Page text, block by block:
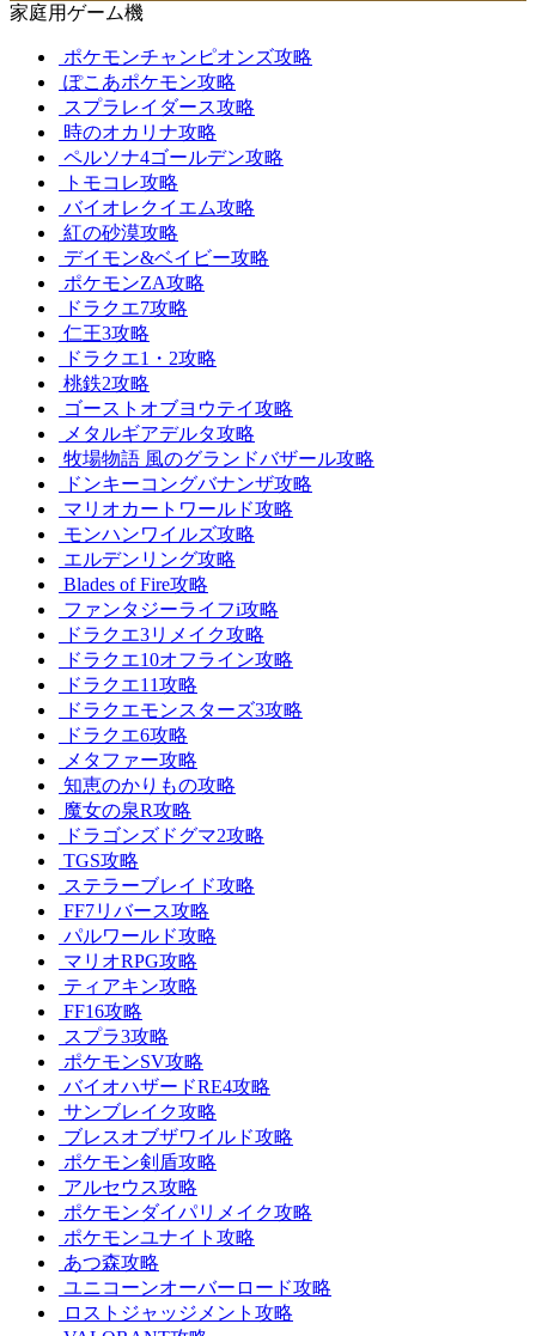
家庭用ゲーム機
ポケモンチャンピオンズ攻略
ぽこあポケモン攻略
スプラレイダース攻略
時のオカリナ攻略
ペルソナ4ゴールデン攻略
トモコレ攻略
バイオレクイエム攻略
紅の砂漠攻略
デイモン&ベイビー攻略
ポケモンZA攻略
ドラクエ7攻略
仁王3攻略
ドラクエ1・2攻略
桃鉄2攻略
ゴーストオブヨウテイ攻略
メタルギアデルタ攻略
牧場物語 風のグランドバザール攻略
ドンキーコングバナンザ攻略
マリオカートワールド攻略
モンハンワイルズ攻略
エルデンリング攻略
Blades of Fire攻略
ファンタジーライフi攻略
ドラクエ3リメイク攻略
ドラクエ10オフライン攻略
ドラクエ11攻略
ドラクエモンスターズ3攻略
ドラクエ6攻略
メタファー攻略
知恵のかりもの攻略
魔女の泉R攻略
ドラゴンズドグマ2攻略
TGS攻略
ステラーブレイド攻略
FF7リバース攻略
パルワールド攻略
マリオRPG攻略
ティアキン攻略
FF16攻略
スプラ3攻略
ポケモンSV攻略
バイオハザードRE4攻略
サンブレイク攻略
ブレスオブザワイルド攻略
ポケモン剣盾攻略
アルセウス攻略
ポケモンダイパリメイク攻略
ポケモンユナイト攻略
あつ森攻略
ユニコーンオーバーロード攻略
ロストジャッジメント攻略